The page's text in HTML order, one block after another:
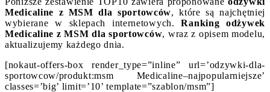
Medicaline z MSM dla sportowców, które są najchętniej
wybierane w sklepach internetowych.Ranking odżywek
Medicaline z MSM dla sportowców, wraz z opisem modelu,
aktualizujemy każdego dnia.
[nokaut-offers-box render_type=”inline” url=’odzywki-dla-
sportowcow/produkt:msm Medicaline–najpopularniejsze’
classes=’big’ limit=’10’ template=”szablon/msm”]